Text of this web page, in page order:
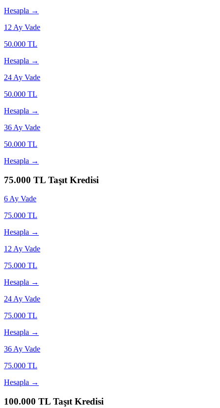
Hesapla →
12 Ay Vade
50.000 TL
Hesapla →
24 Ay Vade
50.000 TL
Hesapla →
36 Ay Vade
50.000 TL
Hesapla →
75.000 TL Taşıt Kredisi
6 Ay Vade
75.000 TL
Hesapla →
12 Ay Vade
75.000 TL
Hesapla →
24 Ay Vade
75.000 TL
Hesapla →
36 Ay Vade
75.000 TL
Hesapla →
100.000 TL Taşıt Kredisi